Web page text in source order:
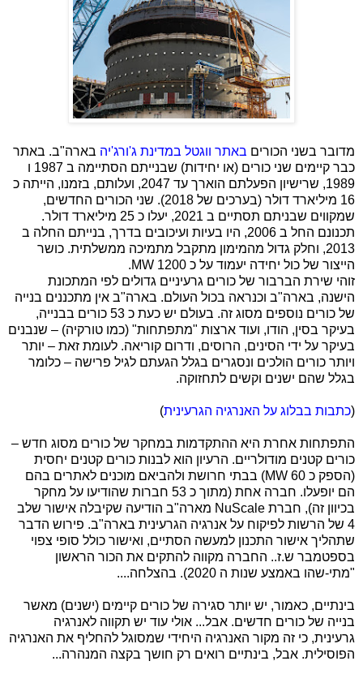
מדובר בשני הכורים באתר ווגטל במדינת ג'ורג'יה בארה"ב. באתר
כבר קיימים שני כורים (או יחידות) שבנייתם הסתיימה ב 1987 ו
1989, שרישיון הפעלתם הוארך עד 2047, ועלותם, בזמנו, הייתה כ
16 מיליארד דולר (בערכים של 2018). שני הכורים החדשים,
שמקווים שבניתם תסתיים ב 2021, יעלו כ 25 מיליארד דולר.
תכנונם החל ב 2006, היו בעיות ועיכובים בדרך, בנייתם החלה ב
2013, וחלק גדול מהמימון מתקבל מתמיכה ממשלתית. כושר
הייצור של כול יחידה יעמוד על כ 1200
MW
.
זוהי שירת הברבור של כורים גרעיניים גדולים לפי המתכונת
הישנה, בארה"ב וכנראה בכול העולם. בארה"ב אין מתכננים בנייה
של כורים נוספים מסוג זה. בעולם יש כעת כ 53 כורים בבנייה,
בעיקר בסין, הודו, ועוד ארצות "מתפתחות" (כמו טורקיה) – שנבנים
בעיקר על ידי הסינים, הרוסים, ודרום קוריאה. לעומת זאת – יותר
ויותר כורים הולכים ונסגרים בגלל הגעתם לגיל פרישה – כלומר
בגלל שהם ישנים וקשים לתחזוקה.
(כתבות בבלוג על האנרגיה הגרעינית)
התפתחות אחרת היא ההתקדמות במחקר של כורים מסוג חדש –
כורים קטנים מודולריים. הרעיון הוא לבנות כורים קטנים יחסית
(הספק כ 60
MW) בבתי חרושת ולהביאם מוכנים לאתרים בהם
הם יופעלו. חברה אחת (מתוך כ 53 חברות שהודיעו על מחקר
בכיוון זה), חברת NuScale מארה"ב הודיעה שקיבלה אישור שלב
4 של הרשות לפיקוח על אנרגיה הגרעינית בארה"ב. פירוש הדבר
שתהליך אישור התכנון למעשה הסתיים, ואישור כולל סופי צפוי
בספטמבר ש.ז.. החברה מקווה להתקים את הכור הראשון
"מתי-שהו באמצע שנות ה 2020). בהצלחה....
בינתיים, כאמור, יש יותר סגירה של כורים קיימים (ישנים) מאשר
בנייה של כורים חדשים. אבל... אולי עוד יש תקווה לאנרגיה
גרעינית, כי זה מקור האנרגיה היחידי שמסוגל להחליף את האנרגיה
הפוסילית. אבל, בינתיים רואים רק חושך בקצה המנהרה...